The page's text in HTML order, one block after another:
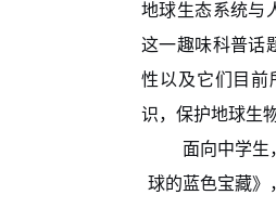
地球生态系统与
这一趣味科普话
性以及它们目前
识，保护地球生
面向中学
球的蓝色宝藏》